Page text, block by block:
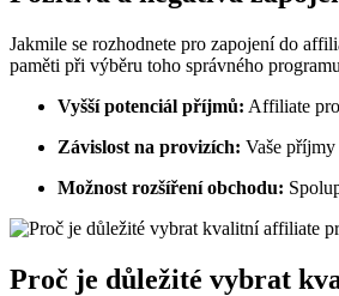
Jakmile se rozhodnete pro zapojení do
paměti při výběru toho správného
Vyšší potenciál příjmů: Affiliate
Závislost na provizích: Vaše
Možnost rozšíření obchodu:
Proč je důležité vybrat